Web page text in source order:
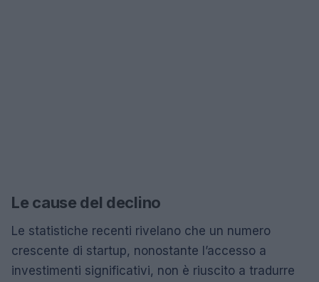
Le cause del declino
Le statistiche recenti rivelano che un numero
crescente di startup, nonostante l’accesso a
investimenti significativi, non è riuscito a tradurre